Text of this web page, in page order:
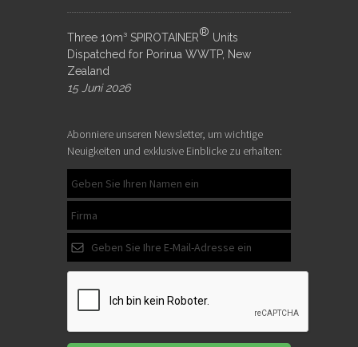
Three 10m³ SPIROTAINER® Units
Dispatched for Porirua WWTP, New
Zealand
15 Juni 2026
Abonniere unseren Newsletter, um wichtige
Neuigkeiten und exklusive Einblicke zu erhalten: